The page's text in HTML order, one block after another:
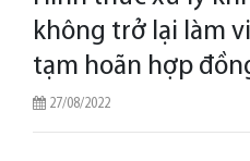
không trở lại làm
tạm hoãn hợp
27/08/2022